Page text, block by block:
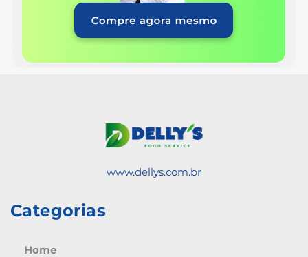
www.dellys.com.br
Categorias
Home